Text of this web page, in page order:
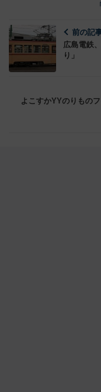
前の記
広島電鉄
り」
よこすかYYのりもの